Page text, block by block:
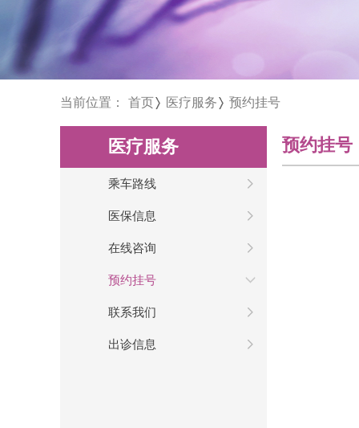
当前位置： 首页 医疗服务 预约挂号
医疗服务
乘车路线
医保信息
在线咨询
预约挂号
联系我们
出诊信息
预约挂号